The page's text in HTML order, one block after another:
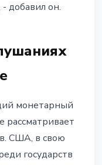
добавил он.
монетарный
рассматривает
США, в свою
государств